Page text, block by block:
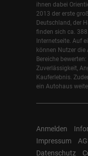
ihnen dabei
2013 der erste
Deutschland, der
finden sich ca.
Internetseite. Auf
können Nutzer
Bereiche
Zuverlässigkeit,
Kauferlebnis.
ein Autohaus
Anmelden
Impressum
Datenschutz